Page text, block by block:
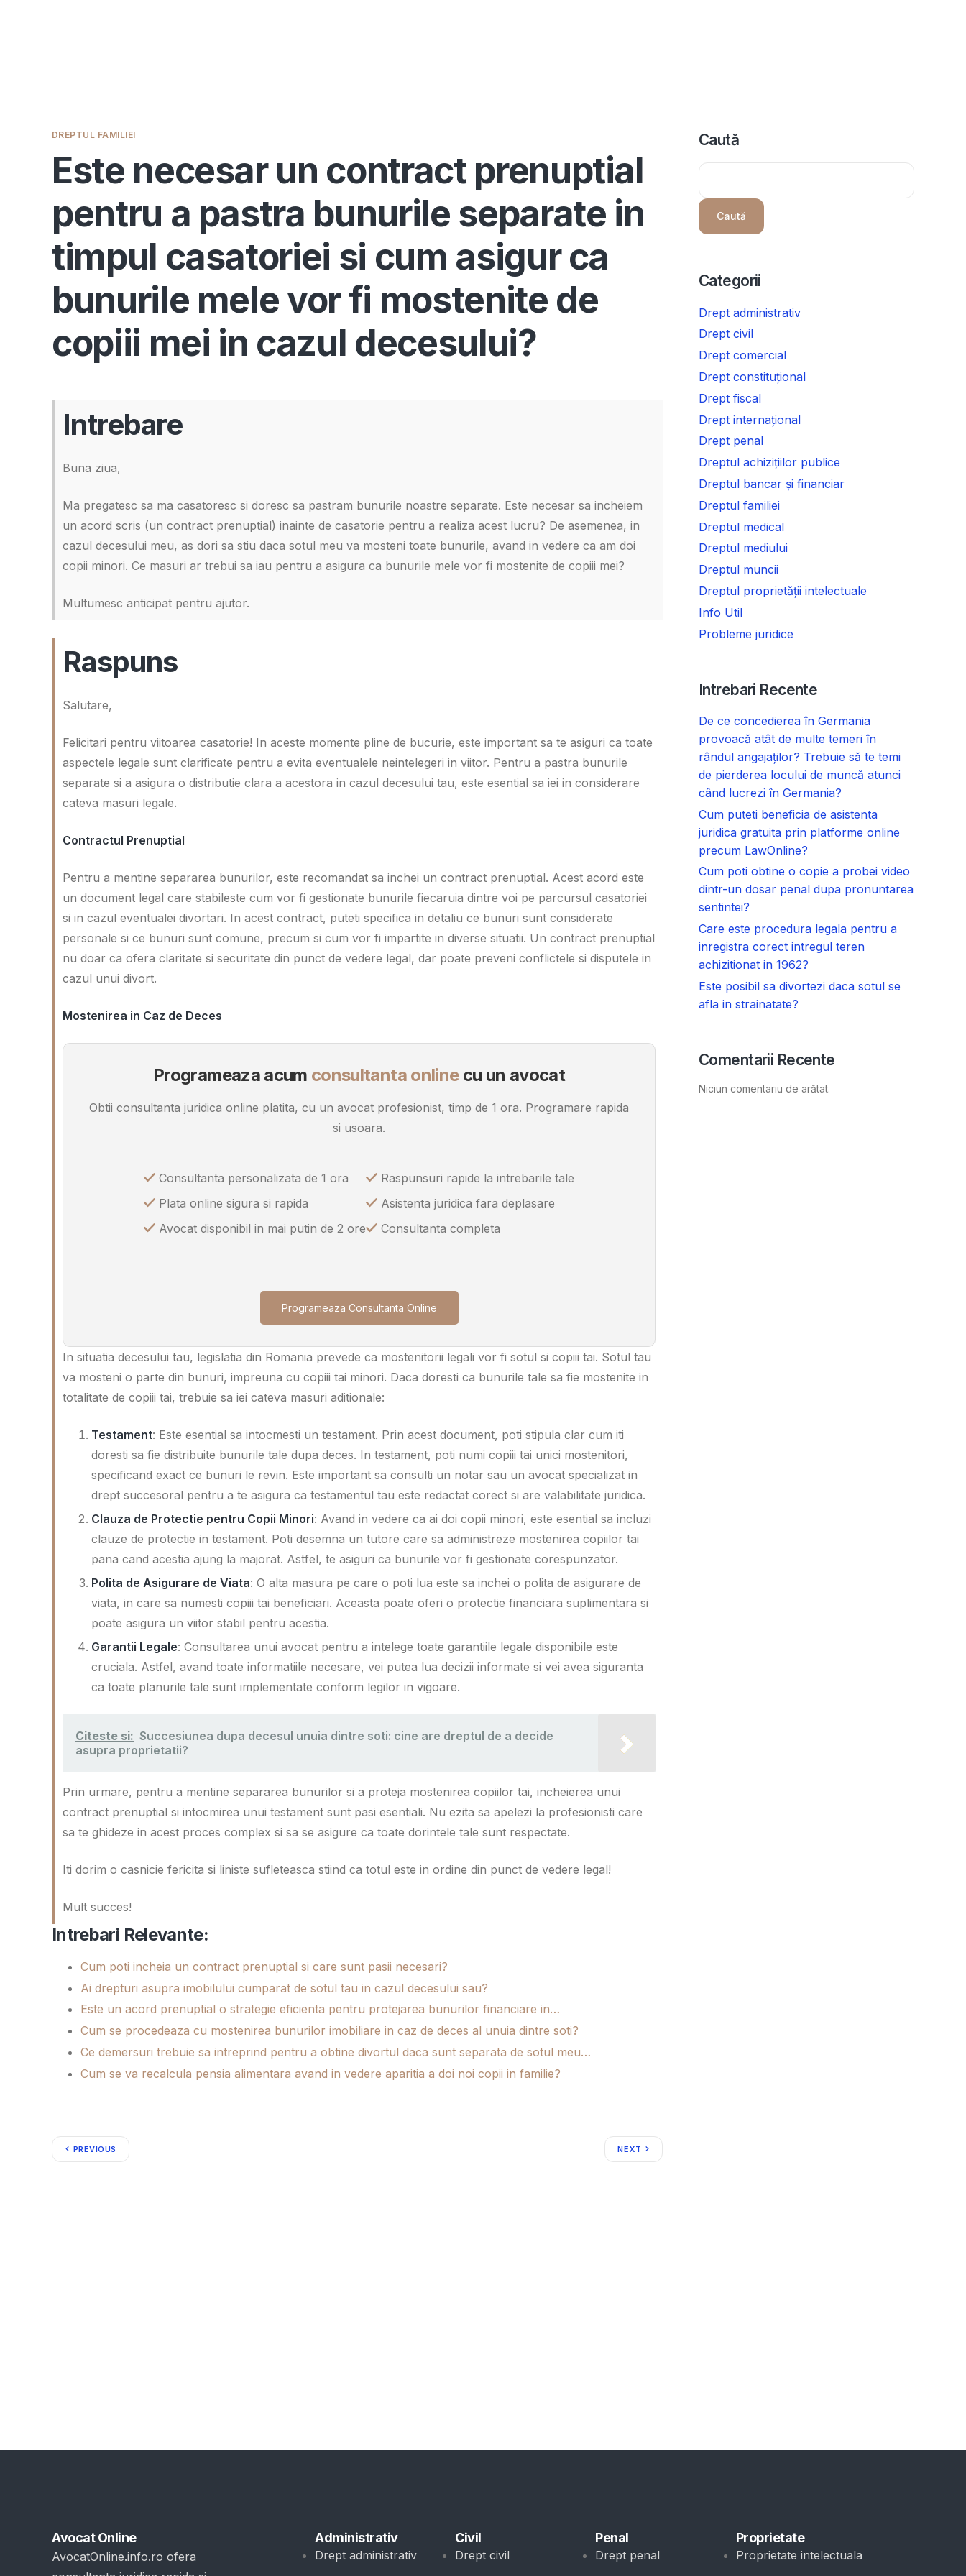
DREPTUL FAMILIEI
Este necesar un contract prenuptial
pentru a pastra bunurile separate in
timpul casatoriei si cum asigur ca
bunurile mele vor fi mostenite de
copiii mei in cazul decesului?
Intrebare
Buna ziua,
Ma pregatesc sa ma casatoresc si doresc sa pastram bunurile noastre separate. Este necesar sa incheiem
un acord scris (un contract prenuptial) inainte de casatorie pentru a realiza acest lucru? De asemenea, in
cazul decesului meu, as dori sa stiu daca sotul meu va mosteni toate bunurile, avand in vedere ca am doi
copii minori. Ce masuri ar trebui sa iau pentru a asigura ca bunurile mele vor fi mostenite de copiii mei?
Multumesc anticipat pentru ajutor.
Raspuns
Salutare,
Felicitari pentru viitoarea casatorie! In aceste momente pline de bucurie, este important sa te asiguri ca toate
aspectele legale sunt clarificate pentru a evita eventualele neintelegeri in viitor. Pentru a pastra bunurile
separate si a asigura o distributie clara a acestora in cazul decesului tau, este esential sa iei in considerare
cateva masuri legale.
Contractul Prenuptial
Pentru a mentine separarea bunurilor, este recomandat sa inchei un contract prenuptial. Acest acord este
un document legal care stabileste cum vor fi gestionate bunurile fiecaruia dintre voi pe parcursul casatoriei
si in cazul eventualei divortari. In acest contract, puteti specifica in detaliu ce bunuri sunt considerate
personale si ce bunuri sunt comune, precum si cum vor fi impartite in diverse situatii. Un contract prenuptial
nu doar ca ofera claritate si securitate din punct de vedere legal, dar poate preveni conflictele si disputele in
cazul unui divort.
Mostenirea in Caz de Deces
Programeaza acum consultanta onlinecu un avocat
Obtii consultanta juridica online platita, cu un avocat profesionist, timp de 1 ora. Programare rapida
si usoara.
Consultanta personalizata de 1 ora
Plata online sigura si rapida
Avocat disponibil in mai putin de 2 ore
Raspunsuri rapide la intrebarile tale
Asistenta juridica fara deplasare
Consultanta completa
Programeaza Consultanta Online
In situatia decesului tau, legislatia din Romania prevede ca mostenitorii legali vor fi sotul si copiii tai. Sotul tau
va mosteni o parte din bunuri, impreuna cu copiii tai minori. Daca doresti ca bunurile tale sa fie mostenite in
totalitate de copiii tai, trebuie sa iei cateva masuri aditionale:
Testament: Este esential sa intocmesti un testament. Prin acest document, poti stipula clar cum iti
doresti sa fie distribuite bunurile tale dupa deces. In testament, poti numi copiii tai unici mostenitori,
specificand exact ce bunuri le revin. Este important sa consulti un notar sau un avocat specializat in
drept succesoral pentru a te asigura ca testamentul tau este redactat corect si are valabilitate juridica.
Clauza de Protectie pentru Copii Minori: Avand in vedere ca ai doi copii minori, este esential sa incluzi
clauze de protectie in testament. Poti desemna un tutore care sa administreze mostenirea copiilor tai
pana cand acestia ajung la majorat. Astfel, te asiguri ca bunurile vor fi gestionate corespunzator.
Polita de Asigurare de Viata: O alta masura pe care o poti lua este sa inchei o polita de asigurare de
viata, in care sa numesti copiii tai beneficiari. Aceasta poate oferi o protectie financiara suplimentara si
poate asigura un viitor stabil pentru acestia.
Garantii Legale: Consultarea unui avocat pentru a intelege toate garantiile legale disponibile este
cruciala. Astfel, avand toate informatiile necesare, vei putea lua decizii informate si vei avea siguranta
ca toate planurile tale sunt implementate conform legilor in vigoare.
Citeste si: Succesiunea dupa decesul unuia dintre soti: cine are dreptul de a decide
asupra proprietatii?
Prin urmare, pentru a mentine separarea bunurilor si a proteja mostenirea copiilor tai, incheierea unui
contract prenuptial si intocmirea unui testament sunt pasi esentiali. Nu ezita sa apelezi la profesionisti care
sa te ghideze in acest proces complex si sa se asigure ca toate dorintele tale sunt respectate.
Iti dorim o casnicie fericita si liniste sufleteasca stiind ca totul este in ordine din punct de vedere legal!
Mult succes!
Intrebari Relevante:
Cum poti incheia un contract prenuptial si care sunt pasii necesari?
Ai drepturi asupra imobilului cumparat de sotul tau in cazul decesului sau?
Este un acord prenuptial o strategie eficienta pentru protejarea bunurilor financiare in…
Cum se procedeaza cu mostenirea bunurilor imobiliare in caz de deces al unuia dintre soti?
Ce demersuri trebuie sa intreprind pentru a obtine divortul daca sunt separata de sotul meu…
Cum se va recalcula pensia alimentara avand in vedere aparitia a doi noi copii in familie?
PREVIOUS NEXT
Caută
Caută
Categorii
Drept administrativ
Drept civil
Drept comercial
Drept constituțional
Drept fiscal
Drept internațional
Drept penal
Dreptul achizițiilor publice
Dreptul bancar și financiar
Dreptul familiei
Dreptul medical
Dreptul mediului
Dreptul muncii
Dreptul proprietății intelectuale
Info Util
Probleme juridice
Intrebari Recente
De ce concedierea în Germania
provoacă atât de multe temeri în
rândul angajaților? Trebuie să te temi
de pierderea locului de muncă atunci
când lucrezi în Germania?
Cum puteti beneficia de asistenta
juridica gratuita prin platforme online
precum LawOnline?
Cum poti obtine o copie a probei video
dintr-un dosar penal dupa pronuntarea
sentintei?
Care este procedura legala pentru a
inregistra corect intregul teren
achizitionat in 1962?
Este posibil sa divortezi daca sotul se
afla in strainatate?
Comentarii Recente
Niciun comentariu de arătat.
Avocat Online
AvocatOnline.info.ro ofera
Administrativ
Drept administrativ
Civil
Drept civil
Penal
Drept penal
Proprietate
Proprietate intelectuala